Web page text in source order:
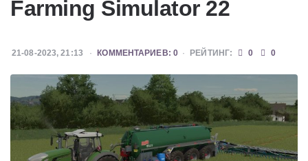
Farming Simulator 22
21-08-2023, 21:13 КОММЕНТАРИЕВ: 0 РЕЙТИНГ: 0 0